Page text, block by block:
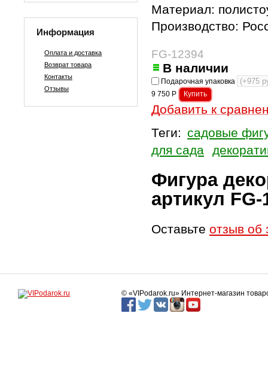
Информация
Оплата и доставка
Возврат товара
Контакты
Отзывы
Материал:
Производство:
FG-12394
В наличии
Подарочная упаковка
9 750 Р
Добавить к
Теги: садовые
для сада
Фигура
артикул
Оставьте отзыв об
© «VIPodarok.ru» Интернет-магазин